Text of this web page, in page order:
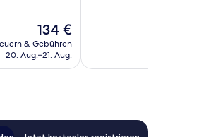
Der
Preis
beträgt
134 €
& Gebühren
20. Aug.–21. Aug.